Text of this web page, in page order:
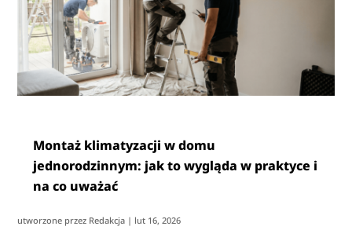
Montaż klimatyzacji w domu
jednorodzinnym: jak to wygląda w praktyce i
na co uważać
utworzone przez Redakcja | lut 16, 2026